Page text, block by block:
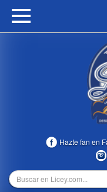
HOME
MULTIMEDIA
Hazte fan en